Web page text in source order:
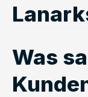
Was